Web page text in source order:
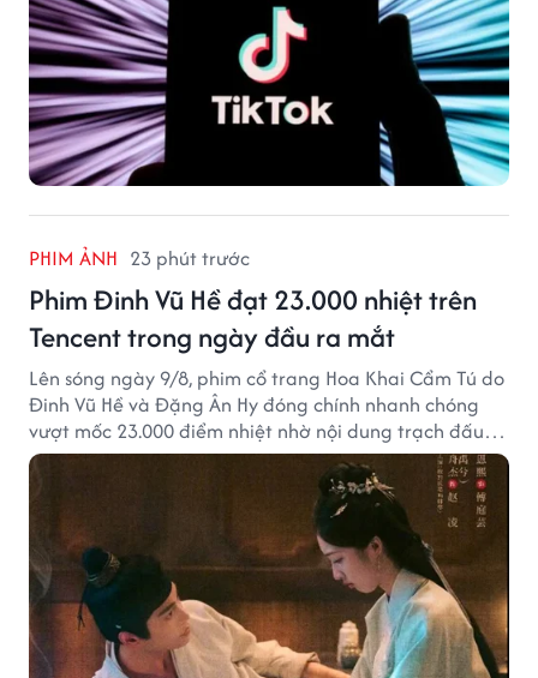
PHIM ẢNH 23 phút trước
Phim Đinh Vũ Hề đạt 23.000 nhiệt trên
Tencent trong ngày đầu ra mắt
Lên sóng ngày 9/8, phim cổ trang Hoa Khai Cẩm Tú do
Đinh Vũ Hề và Đặng Ân Hy đóng chính nhanh chóng
vượt mốc 23.000 điểm nhiệt nhờ nội dung trạch đấu
cuốn hút.